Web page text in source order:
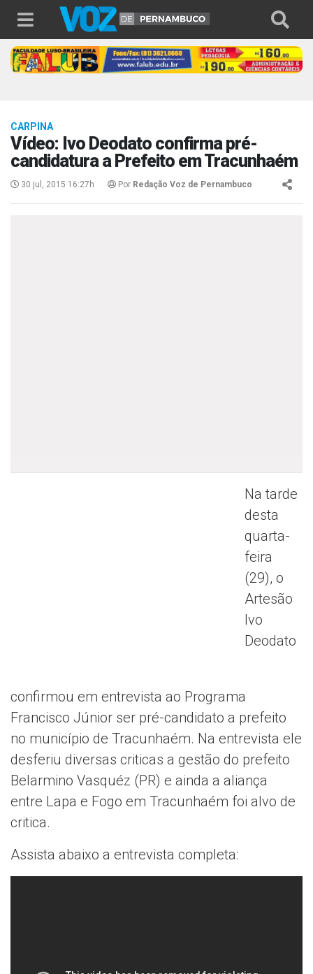
CARPINA
Vídeo: Ivo Deodato confirma pré-
candidatura a Prefeito em Tracunhaém
30 jul, 2015 16:27h Por Redação Voz de Pernambuco
Na tarde
desta
quarta-
feira
(29), o
Artesão
Ivo
Deodato
confirmou em entrevista ao Programa
Francisco Júnior ser pré-candidato a prefeito
no município de Tracunhaém. Na entrevista ele
desferiu diversas criticas a gestão do prefeito
Belarmino Vasquéz (PR) e ainda a aliança
entre Lapa e Fogo em Tracunhaém foi alvo de
critica.
Assista abaixo a entrevista completa: